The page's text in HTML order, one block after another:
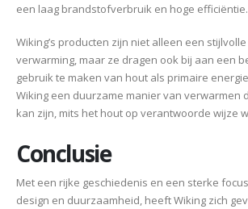
een laag brandstofverbruik en hoge efficiëntie.
Wiking’s producten zijn niet alleen een
verwarming, maar ze dragen ook bij aan een
gebruik te maken van hout als primaire
Wiking een duurzame manier van verwarmen
kan zijn, mits het hout op verantwoorde wijze
Conclusie
Met een rijke geschiedenis en een sterke
design en duurzaamheid, heeft Wiking zich